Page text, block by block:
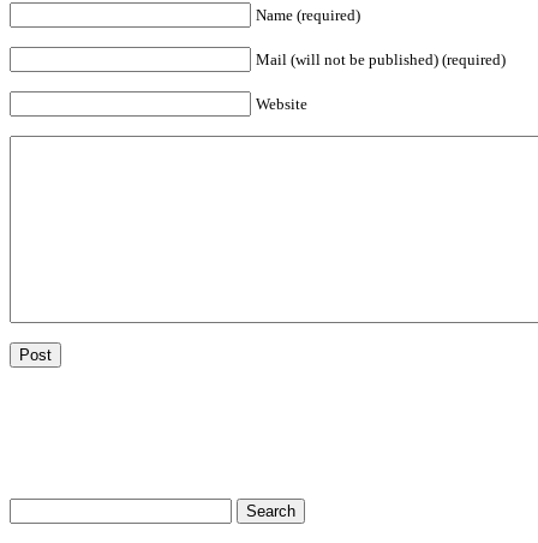
Name (required)
Mail (will not be published) (required)
Website